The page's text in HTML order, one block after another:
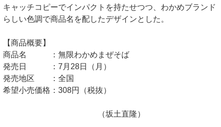
キャッチコピーでインパクトを持たせつつ、わかめブランド
らしい色調で商品名を配したデザインとした。
【商品概要】
商品名 ：無限わかめまぜそば
発売日 ：7月28日（月）
発売地区 ：全国
希望小売価格：308円（税抜）
（坂土直隆）